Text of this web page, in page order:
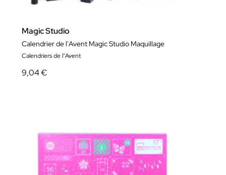
Magic Studio
Calendrier de l'Avent Magic Studio Maquillage
Calendriers de l''Avent
9,04 €